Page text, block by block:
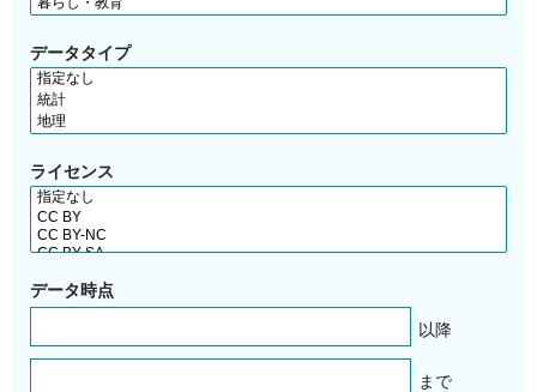
データタイプ
ライセンス
データ時点
以降
まで